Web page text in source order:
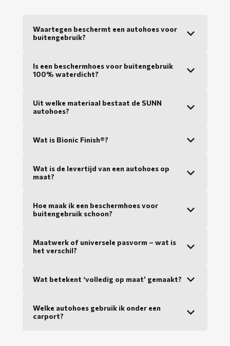
Waartegen beschermt een autohoes voor
buitengebruik?
Is een beschermhoes voor buitengebruik
100% waterdicht?
Uit welke materiaal bestaat de SUNN
autohoes?
Wat is Bionic Finish®?
Wat is de levertijd van een autohoes op
maat?
Hoe maak ik een beschermhoes voor
buitengebruik schoon?
Maatwerk of universele pasvorm – wat is
het verschil?
Wat betekent ‘volledig op maat’ gemaakt?
Welke autohoes gebruik ik onder een
carport?